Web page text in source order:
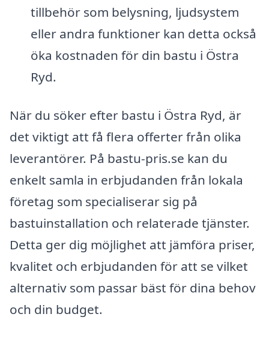
tillbehör som belysning, ljudsystem
eller andra funktioner kan detta också
öka kostnaden för din bastu i Östra
Ryd.
När du söker efter bastu i Östra Ryd, är
det viktigt att få flera offerter från olika
leverantörer. På bastu-pris.se kan du
enkelt samla in erbjudanden från lokala
företag som specialiserar sig på
bastuinstallation och relaterade tjänster.
Detta ger dig möjlighet att jämföra priser,
kvalitet och erbjudanden för att se vilket
alternativ som passar bäst för dina behov
och din budget.